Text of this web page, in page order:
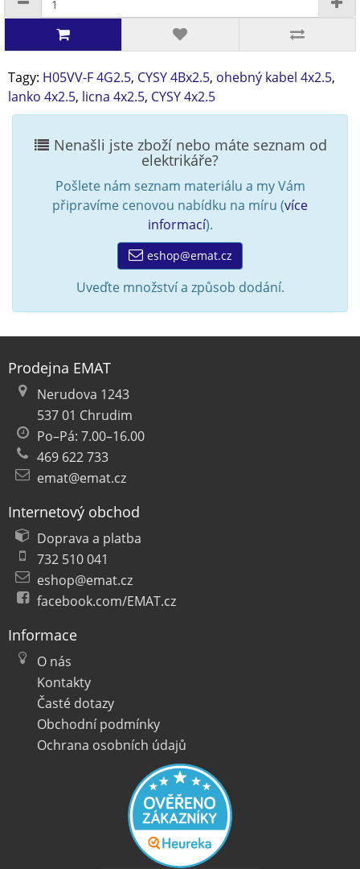
Tagy: H05VV-F 4G2.5, CYSY 4Bx2.5, ohebný kabel 4x2.5,
lanko 4x2.5, licna 4x2.5, CYSY 4x2.5
Nenašli jste zboží nebo máte seznam od
elektrikáře?
Pošlete nám seznam materiálu a my Vám
připravíme cenovou nabídku na míru (více
informací).
eshop@emat.cz
Uveďte množství a způsob dodání.
Prodejna EMAT
Nerudova 1243
537 01 Chrudim
Po–Pá: 7.00–16.00
469 622 733
emat@emat.cz
Internetový obchod
Doprava a platba
732 510 041
eshop@emat.cz
facebook.com/EMAT.cz
Informace
O nás
Kontakty
Časté dotazy
Obchodní podmínky
Ochrana osobních údajů